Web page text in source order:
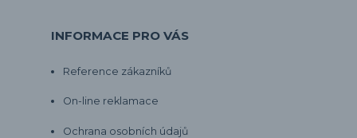
INFORMACE PRO VÁS
Reference zákazníků
On-line reklamace
Ochrana osobních údajů